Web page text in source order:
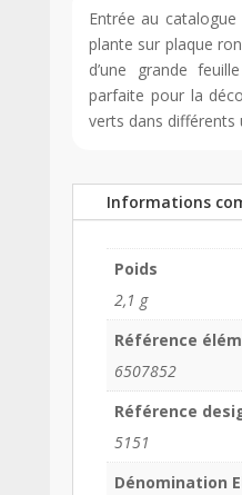
Entrée au
plante sur plaque
d’une grande
parfaite pour la
verts dans différents
Informations
Poids
2,1 g
Référence
6507852
Référence
5151
Dénomination